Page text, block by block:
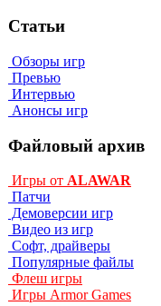
Статьи
Обзоры игр
Превью
Интервью
Анонсы игр
Файловый архив
Игры от ALAWAR
Патчи
Демоверсии игр
Видео из игр
Софт, драйверы
Популярные файлы
Флеш игры
Игры Armor Games